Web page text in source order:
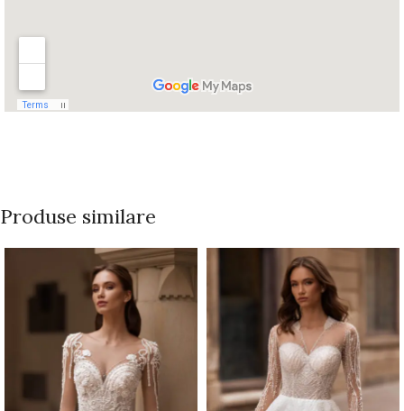
Produse similare